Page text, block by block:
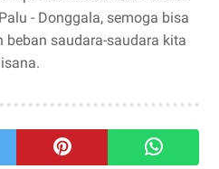
- Donggala, semoga bisa
saudara-saudara kita